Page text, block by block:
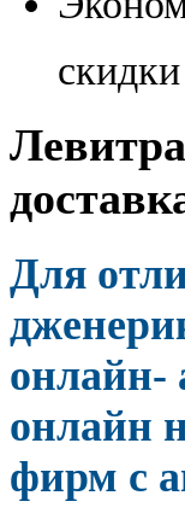
Для
онлайн-
онлайн
фирм с